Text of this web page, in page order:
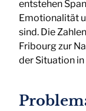
entstehen
Emotionalität
sind. Die
Fribourg zur
der Situation